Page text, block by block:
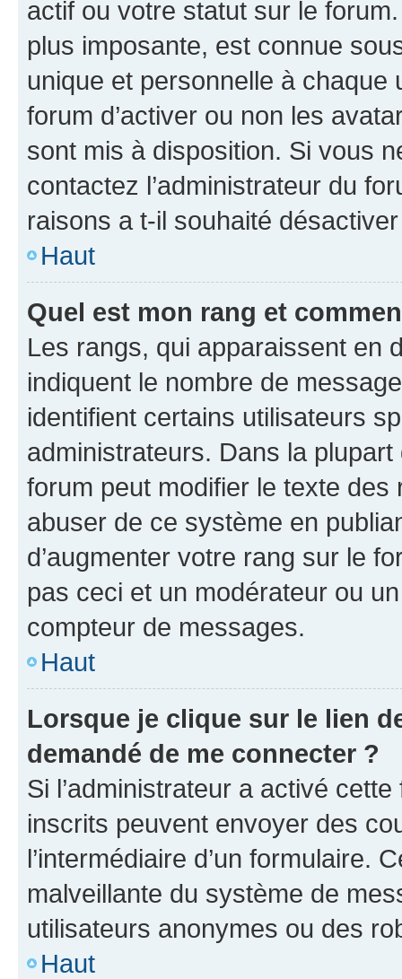
actif ou votre statut sur le
plus imposante, est connue
unique et personnelle à chaque
forum d’activer ou non les
sont mis à disposition. Si vous
contactez l’administrateur du
raisons a t-il souhaité
Haut
Quel est mon rang et
Les rangs, qui apparaissent en
indiquent le nombre de
identifient certains utilisateurs
administrateurs. Dans la
forum peut modifier le texte
abuser de ce système en
d’augmenter votre rang sur le
pas ceci et un modérateur ou
compteur de messages.
Haut
Lorsque je clique sur le lien
demandé de me connecter ?
Si l’administrateur a activé
inscrits peuvent envoyer des
l’intermédiaire d’un formulaire.
malveillante du système de
utilisateurs anonymes ou des
Haut